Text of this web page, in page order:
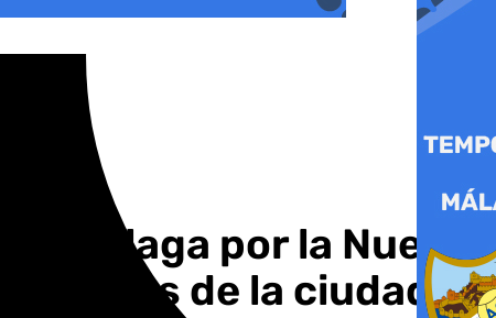
Málaga por la Nueva
de la ciudad»